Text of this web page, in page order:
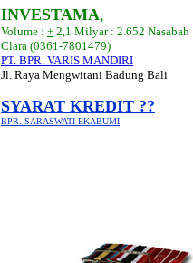
INVESTAMA,
Volume : + 2,1 Milyar : 2.652 Nasabah
Clara (0361-7801479)
PT. BPR. VARIS MANDIRI
Jl. Raya Mengwitani Badung Bali
SYARAT KREDIT ??
BPR. SARASWATI EKABUMI